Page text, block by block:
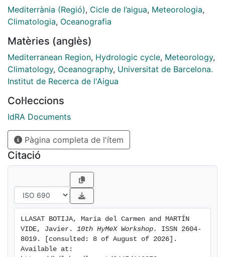
Mediterrània (Regió), Cicle de l’aigua, Meteorologia,
Climatologia, Oceanografia
Matèries (anglès)
Mediterranean Region, Hydrologic cycle, Meteorology,
Climatology, Oceanography, Universitat de Barcelona.
Institut de Recerca de l'Aigua
Col·leccions
IdRA Documents
Pàgina completa de l'ítem
Citació
LLASAT BOTIJA, María del Carmen and MARTÍN
VIDE, Javier. 10th HyMeX Workshop.
ISSN 2604-
8019. [consulted: 8 of August of 2026].
Available at: